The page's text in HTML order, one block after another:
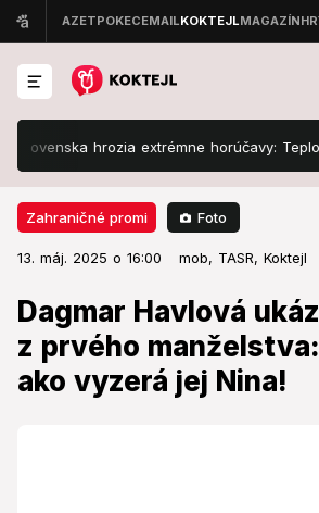
hrozia extrémne horúčavy: Teplomery
Zahraničné promi Foto
13. máj. 2025 o 16:00 mob, TASR, Koktejl
Dagmar Havlová
z prvého
ako vyzerá jej Nina!
Zahraničné promi 13. máj. 2025 o
Dagmar Havlová
prvého manželstva:
vyzerá jej Nina!
Jej dcéra je úspešná žena.